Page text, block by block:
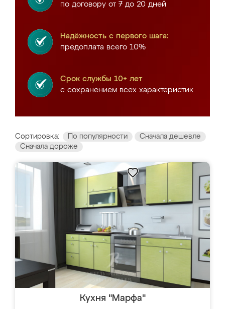
по договору от 7 до 20 дней
Надёжность с первого шага:
предоплата всего 10%
Срок службы 10+ лет
с сохранением всех характеристик
Сортировка: По популярности
Сначала дешевле
Сначала дороже
Кухня "Марфа"